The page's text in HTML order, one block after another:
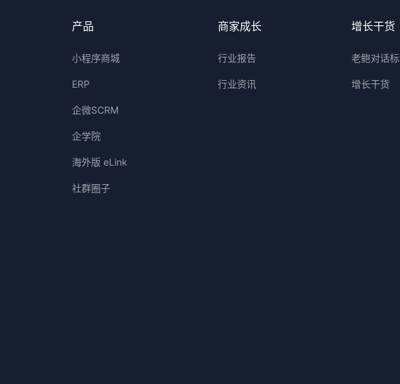
产品
小程序商城
ERP
企微SCRM
企学院
海外版 eLink
社群圈子
商家成长
行业报告
行业资讯
增长干货
老鲍对话
增长干货